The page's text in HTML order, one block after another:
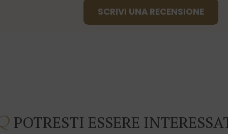
SCRIVI UNA RECENSIONE
POTRESTI ESSERE